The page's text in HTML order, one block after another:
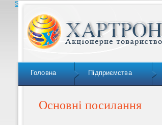
Skip to navigation
Головна Підприємства
Основні посилання